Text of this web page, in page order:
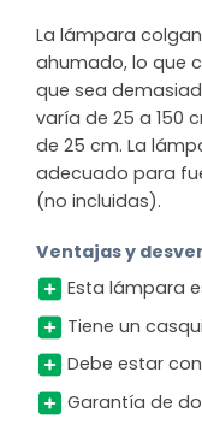
La lámpara
ahumado, lo que
que sea
varía de 25 a 150
de 25 cm. La
adecuado para
(no incluidas).
Ventajas y
Esta lámpara
Tiene un
Debe estar
Garantía de